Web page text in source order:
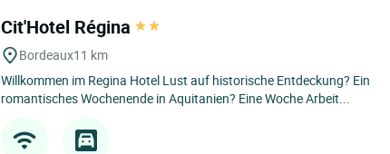
Cit'Hotel Régina
Bordeaux11 km
Willkommen im Regina Hotel Lust auf historische Entdeckung? Ein
romantisches Wochenende in Aquitanien? Eine Woche Arbeit...